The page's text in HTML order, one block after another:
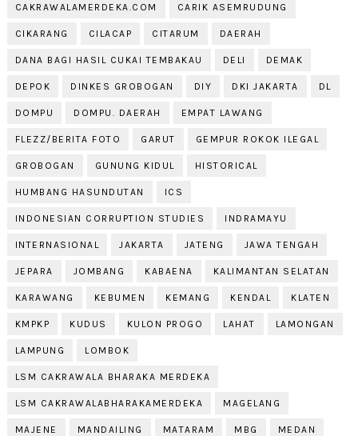
CAKRAWALAMERDEKA.COM CARIK ASEMRUDUNG
CIKARANG CILACAP CITARUM DAERAH
DANA BAGI HASIL CUKAI TEMBAKAU DELI DEMAK
DEPOK DINKES GROBOGAN DIY DKI JAKARTA DL
DOMPU DOMPU. DAERAH EMPAT LAWANG
FLEZZ/BERITA FOTO GARUT GEMPUR ROKOK ILEGAL
GROBOGAN GUNUNG KIDUL HISTORICAL
HUMBANG HASUNDUTAN ICS
INDONESIAN CORRUPTION STUDIES INDRAMAYU
INTERNASIONAL JAKARTA JATENG JAWA TENGAH
JEPARA JOMBANG KABAENA KALIMANTAN SELATAN
KARAWANG KEBUMEN KEMANG KENDAL KLATEN
KMPKP KUDUS KULON PROGO LAHAT LAMONGAN
LAMPUNG LOMBOK
LSM CAKRAWALA BHARAKA MERDEKA
LSM CAKRAWALABHARAKAMERDEKA MAGELANG
MAJENE MANDAILING MATARAM MBG MEDAN